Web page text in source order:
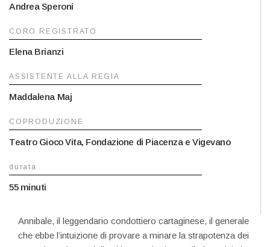
Andrea Speroni
CORO REGISTRATO
Elena Brianzi
ASSISTENTE ALLA REGIA
Maddalena Maj
COPRODUZIONE
Teatro Gioco Vita, Fondazione di Piacenza e Vigevano
durata
55 minuti
Annibale, il leggendario condottiero cartaginese, il generale
che ebbe l’intuizione di provare a minare la strapotenza dei